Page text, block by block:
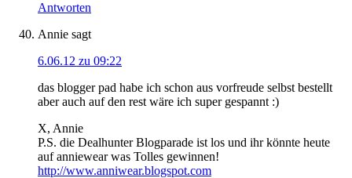
Antworten
Annie sagt
6.06.12 zu 09:22
das blogger pad habe ich schon aus vorfreude selbst bestellt
aber auch auf den rest wäre ich super gespannt :)
X, Annie
P.S. die Dealhunter Blogparade ist los und ihr könnte heute
auf anniewear was Tolles gewinnen!
http://www.anniwear.blogspot.com